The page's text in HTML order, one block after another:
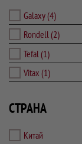
Galaxy(4)
Rondell(2)
Tefal (1)
Vitax (1)
СТРАНА
Китай